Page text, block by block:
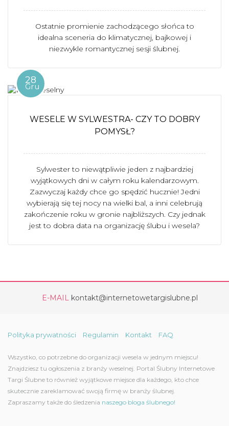
Ostatnie promienie zachodzącego słońca to
idealna sceneria do klimatycznej, bajkowej i
niezwykle romantycznej sesji ślubnej.
28
Gru
WESELE W SYLWESTRA- CZY TO DOBRY
POMYSŁ?
Sylwester to niewątpliwie jeden z najbardziej
wyjątkowych dni w całym roku kalendarzowym.
Zazwyczaj każdy chce go spędzić hucznie! Jedni
wybierają się tej nocy na wielki bal, a inni celebrują
zakończenie roku w gronie najbliższych. Czy jednak
jest to dobra data na organizację ślubu i wesela?
E-MAIL kontakt@internetowetargislubne.pl
Polityka prywatności Regulamin Kontakt FAQ
Wszystko, co potrzebne do organizacji wesela w jednym miejscu!
Znajdziesz tu ogłoszenia z branży weselnej. Portal Ślubny Internetowe
Targi Ślubne to również wyjątkowe miejsce dla każdego, kto chce
skutecznie zareklamować swoją firmę w branży ślubnej.
Zapraszamy także do śledzenia naszego bloga ślubnego!